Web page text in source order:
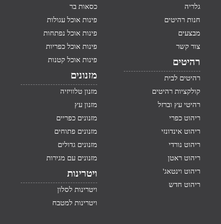
גלריה
חנות רהיטים
מבצעים
צור קשר
רהיטים
רהיטים לבית
קולקציות רהיטים
רהיטי עץ וברזל
ריהוט כפרי
ריהוט אינדונזי
ריהוט נורדי
ריהוט ראטן
ריהוט וינטאג'
ריהוט חדש
כסאות בר
פינות אוכל עגולות
פינות אוכל נפתחות
פינות אוכל כפריות
פינות אוכל קטנות
מזנונים
מזנון טלוויזיה
מזנון עץ
מזנונים כפריים
מזנונים פתוחים
מזנונים גדולים
מזנונים עם מגירות
ויטרינות
ויטרינות לסלון
ויטרינות למטבח